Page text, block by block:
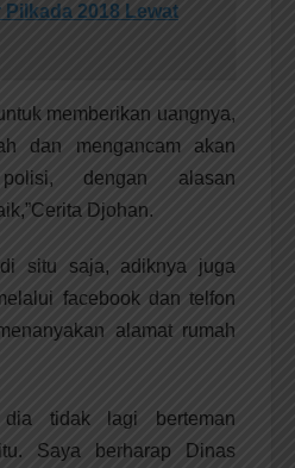
Pilkada 2018 Lewat
memberikan uangnya,
dan mengancam akan
dengan alasan
Djohan.
situ saja, adiknya juga
facebook dan telfon
alamat rumah
dia tidak lagi berteman
Saya berharap Dinas